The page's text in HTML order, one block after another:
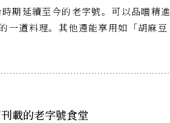
期延續至今的老字號。可以品嚐精進
一道料理。其他還能享用如「胡麻豆
載的老字號食堂